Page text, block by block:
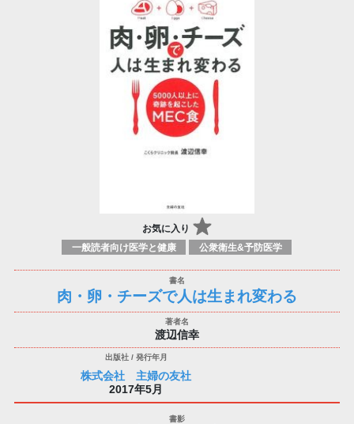
お気に入り
一般読者向け医学と健康 公衆衛生&予防医学
肉・卵・チーズで人は生まれ変わる
渡辺信幸
株式会社 主婦の友社
2017年5月